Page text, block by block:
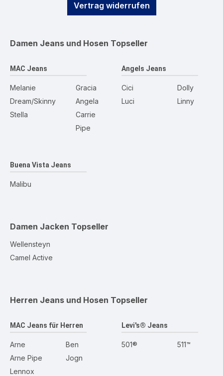
Vertrag widerrufen
Damen Jeans und Hosen Topseller
MAC Jeans
Melanie
Dream/Skinny
Stella
Gracia
Angela
Carrie
Pipe
Angels Jeans
Cici
Luci
Dolly
Linny
Buena Vista Jeans
Malibu
Damen Jacken Topseller
Wellensteyn
Camel Active
Herren Jeans und Hosen Topseller
MAC Jeans für Herren
Arne
Arne Pipe
Lennox
Ben
Jogn
Levi's® Jeans
501® 511™